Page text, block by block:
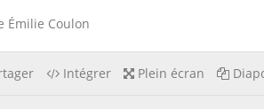
Émilie Coulon
Intégrer Plein écran